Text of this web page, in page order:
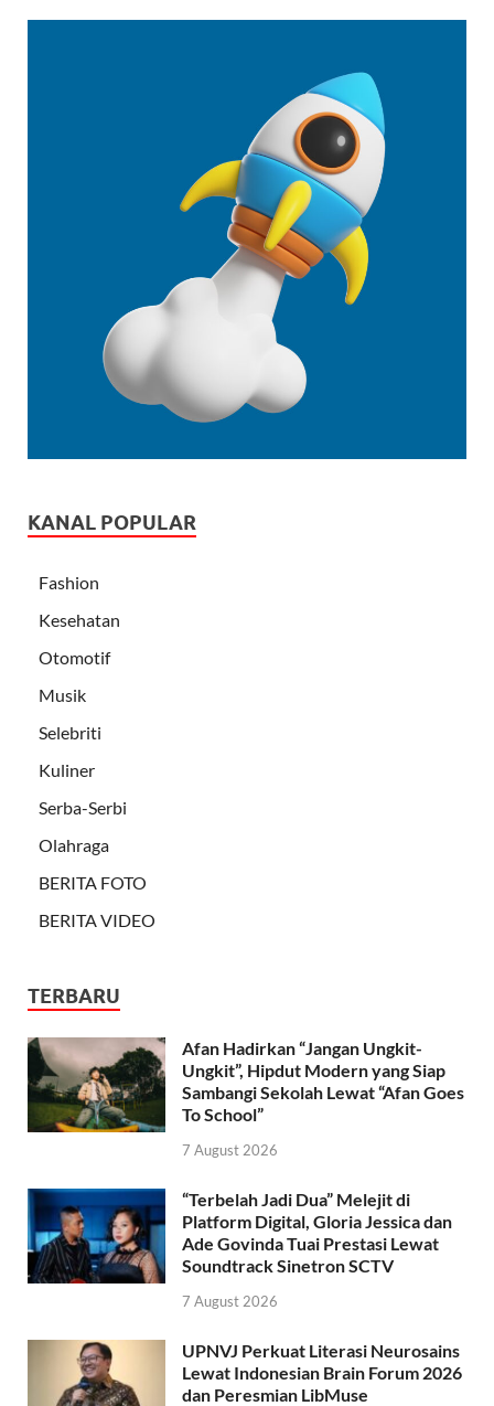
KANAL POPULAR
Fashion
Kesehatan
Otomotif
Musik
Selebriti
Kuliner
Serba-Serbi
Olahraga
BERITA FOTO
BERITA VIDEO
TERBARU
Afan Hadirkan “Jangan Ungkit-
Ungkit”, Hipdut Modern yang Siap
Sambangi Sekolah Lewat “Afan Goes
To School”
7 August 2026
“Terbelah Jadi Dua” Melejit di
Platform Digital, Gloria Jessica dan
Ade Govinda Tuai Prestasi Lewat
Soundtrack Sinetron SCTV
7 August 2026
UPNVJ Perkuat Literasi Neurosains
Lewat Indonesian Brain Forum 2026
dan Peresmian LibMuse